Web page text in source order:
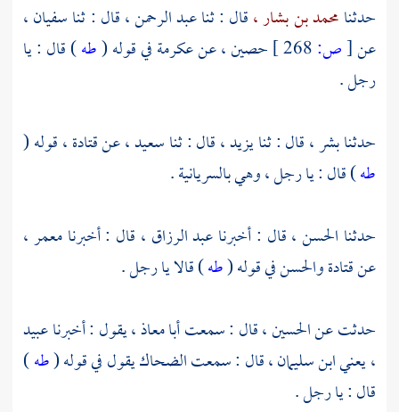
حدثنامحمد بن بشار ،قال : ثناعبد الرحمن ،قال : ثناسفيان ،
عن[ص: حصين ،عنعكرمةفي قوله (طه) قال : يا
رجل .
حدثنابشر ،قال : ثنايزيد ،قال : ثناسعيد ،عنقتادة ،قوله (
طه) قال : يا رجل ، وهي بالسريانية .
حدثنا الحسن ،قال : أخبرناعبد الرزاق ، قال : أخبرنامعمر ،
عنقتادةوالحسنفي قوله (طه) قالا يا رجل .
حدثت عنالحسين ،قال : سمعتأبا معاذ ،يقول : أخبرناعبيد
، يعني ابن سليمان ،قال : سمعتالضحاكيقول في قوله (طه)
قال : يا رجل .